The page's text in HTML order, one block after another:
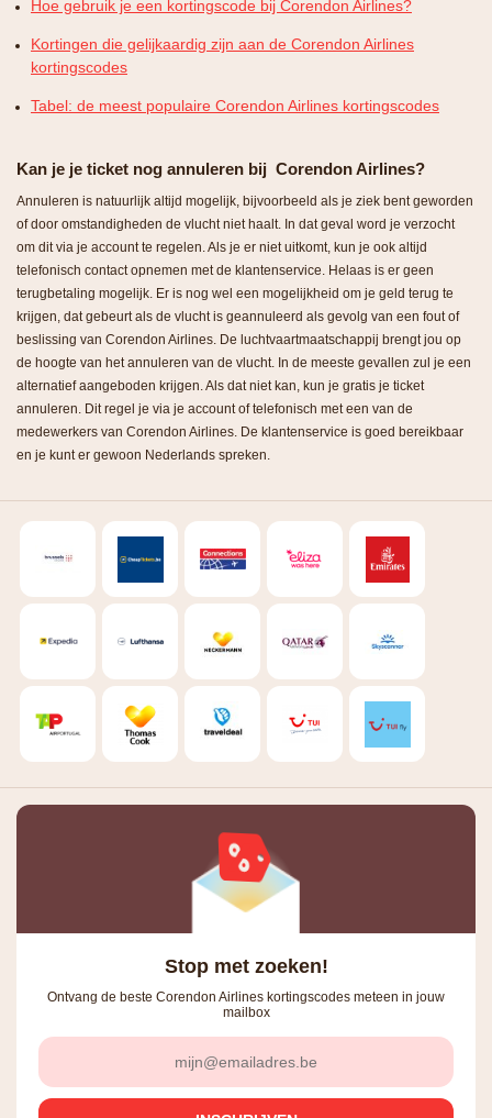
Hoe gebruik je een kortingscode bij Corendon Airlines?
Kortingen die gelijkaardig zijn aan de Corendon Airlines
kortingscodes
Tabel: de meest populaire Corendon Airlines kortingscodes
Kan je je ticket nog annuleren bij Corendon Airlines?
Annuleren is natuurlijk altijd mogelijk, bijvoorbeeld als je ziek bent geworden
of door omstandigheden de vlucht niet haalt. In dat geval word je verzocht
om dit via je account te regelen. Als je er niet uitkomt, kun je ook altijd
telefonisch contact opnemen met de klantenservice. Helaas is er geen
terugbetaling mogelijk. Er is nog wel een mogelijkheid om je geld terug te
krijgen, dat gebeurt als de vlucht is geannuleerd als gevolg van een fout of
beslissing van Corendon Airlines. De luchtvaartmaatschappij brengt jou op
de hoogte van het annuleren van de vlucht. In de meeste gevallen zul je een
alternatief aangeboden krijgen. Als dat niet kan, kun je gratis je ticket
annuleren. Dit regel je via je account of telefonisch met een van de
medewerkers van Corendon Airlines. De klantenservice is goed bereikbaar
en je kunt er gewoon Nederlands spreken.
Stop met zoeken!
Ontvang de beste Corendon Airlines kortingscodes meteen in jouw
mailbox